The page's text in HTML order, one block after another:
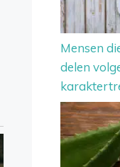
Mensen
delen